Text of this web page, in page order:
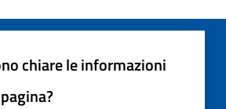
chiare le informazioni